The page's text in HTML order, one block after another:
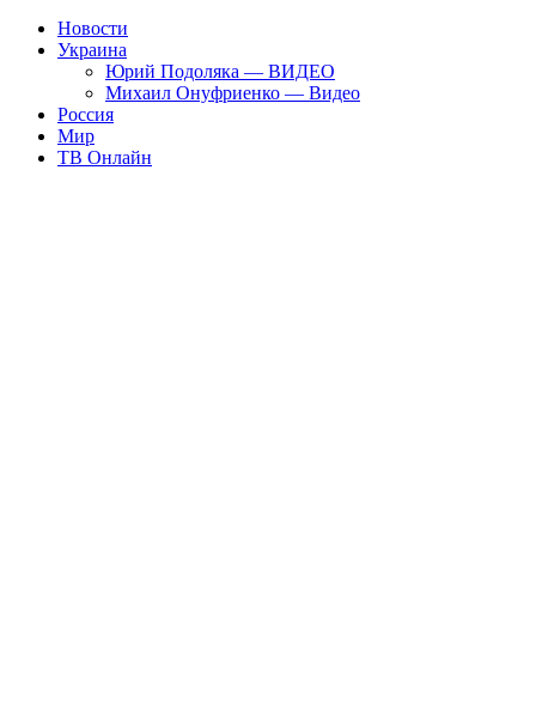
Новости
Украина
Юрий Подоляка — ВИДЕО
Михаил Онуфриенко — Видео
Россия
Мир
ТВ Онлайн